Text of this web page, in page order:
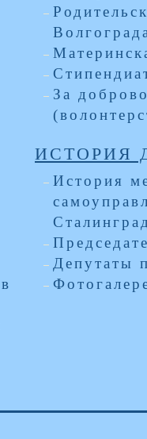
Волгограда
За
ИСТОРИЯ
История
Депутаты